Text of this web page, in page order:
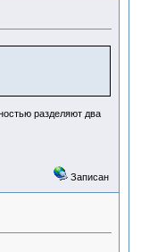
разделяют два
Записан